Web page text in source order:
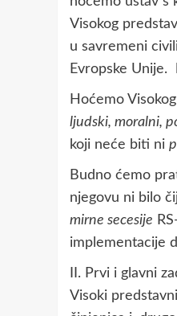
Visokog
u savremeni
Evropske Unije.
Hoćemo
ljudski, moralni,
koji neće biti ni
Budno ćemo
njegovu ni bilo
mirne secesije
implementacije
II. Prvi i glavni
Visoki